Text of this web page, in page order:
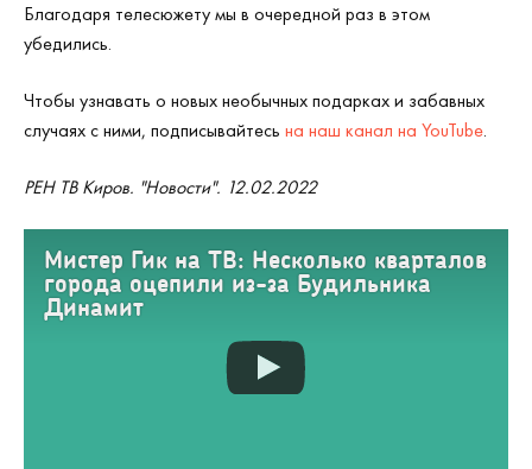
Благодаря телесюжету мы в очередной раз в этом
убедились.
Чтобы узнавать о новых необычных подарках и забавных
случаях с ними, подписывайтесь на наш канал на YouTube.
РЕН ТВ Киров. "Новости". 12.02.2022
Мистер Гик на ТВ: Несколько кварталов
города оцепили из-за Будильника
Динамит